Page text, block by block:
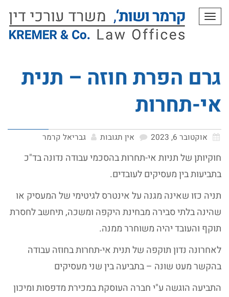
תפריט
גרם הפרת חוזה – תנית
אי-תחרות
אוקטובר 6, 2023 אין תגובות גבריאל קרמר
חוקיותן של תניות אי-תחרות בהסכמי עבודה נדונה בד"כ
בתביעות בין מעסיקים לעובדים.
תניה כזו שאינה מגנה על אינטרס לגיטימי של המעסיק או
שהינה בלתי סבירה מבחינת היקפה ומשכה, תיחשב לחסרת
תוקף והעובד יהיה משוחרר ממנה.
לאחרונה נדון תוקפה של תנית אי-תחרות בחוזה עבודה
בהקשר מעט שונה – בתביעה בין שני מעסיקים
התביעה הוגשה ע"י חברה העוסקת במכירת מדפסות ומיכון